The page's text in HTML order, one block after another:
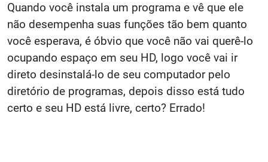
Quando você instala um programa e vê que ele
não desempenha suas funções tão bem quanto
você esperava, é óbvio que você não vai querê-lo
ocupando espaço em seu HD, logo você vai ir
direto desinstalá-lo de seu computador pelo
diretório de programas, depois disso está tudo
certo e seu HD está livre, certo? Errado!